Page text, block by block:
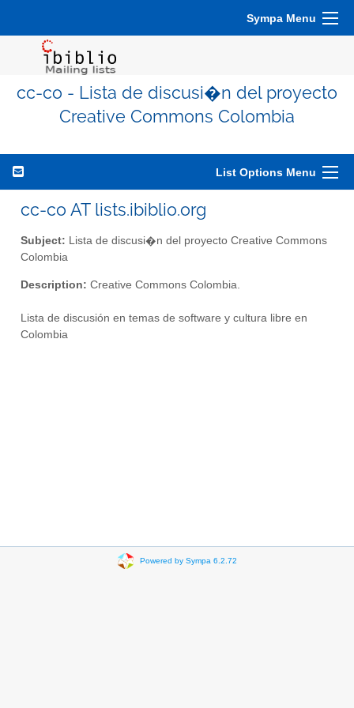
Sympa Menu
cc-co - Lista de discusi�n del proyecto
Creative Commons Colombia
List Options Menu
cc-co AT lists.ibiblio.org
Subject: Lista de discusi�n del proyecto Creative Commons
Colombia
Description: Creative Commons Colombia.
Lista de discusión en temas de software y cultura libre en
Colombia
Powered by Sympa 6.2.72